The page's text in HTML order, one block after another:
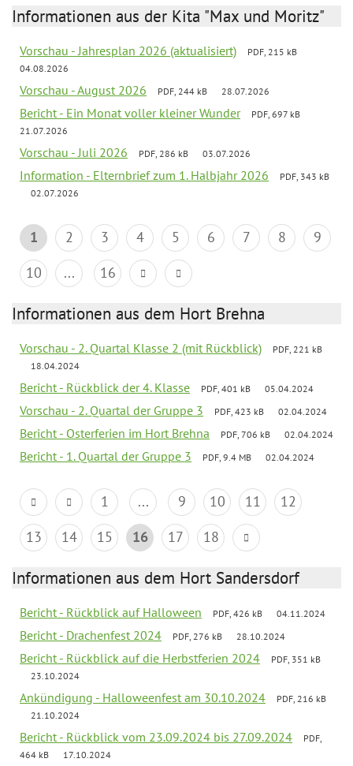
Informationen aus der Kita "Max und Moritz"
Vorschau - Jahresplan 2026 (aktualisiert)
PDF, 215 kB
04.08.2026
Vorschau - August 2026 PDF, 244 kB 28.07.2026
Bericht - Ein Monat voller kleiner Wunder
PDF, 697 kB
21.07.2026
Vorschau - Juli 2026 PDF, 286 kB 03.07.2026
Information - Elternbrief zum 1. Halbjahr 2026
PDF, 343 kB
02.07.2026
1 2 3 4 5 6 7 8
9
10
... 16
Informationen aus dem Hort Brehna
Vorschau - 2. Quartal Klasse 2 (mit Rückblick)
PDF, 221 kB
18.04.2024
Bericht - Rückblick der 4. Klasse PDF, 401 kB 05.04.2024
Vorschau - 2. Quartal der Gruppe 3 PDF, 423 kB 02.04.2024
Bericht - Osterferien im Hort Brehna PDF, 706 kB 02.04.2024
Bericht - 1. Quartal der Gruppe 3 PDF, 9.4 MB 02.04.2024
1 ... 9 10 11
12
13
14 15 16 17 18
Informationen aus dem Hort Sandersdorf
Bericht - Rückblick auf Halloween PDF, 426 kB 04.11.2024
Bericht - Drachenfest 2024 PDF, 276 kB 28.10.2024
Bericht - Rückblick auf die Herbstferien 2024
PDF, 351 kB
23.10.2024
Ankündigung - Halloweenfest am 30.10.2024
PDF, 216 kB
21.10.2024
Bericht - Rückblick vom 23.09.2024 bis 27.09.2024
PDF,
464 kB
17.10.2024